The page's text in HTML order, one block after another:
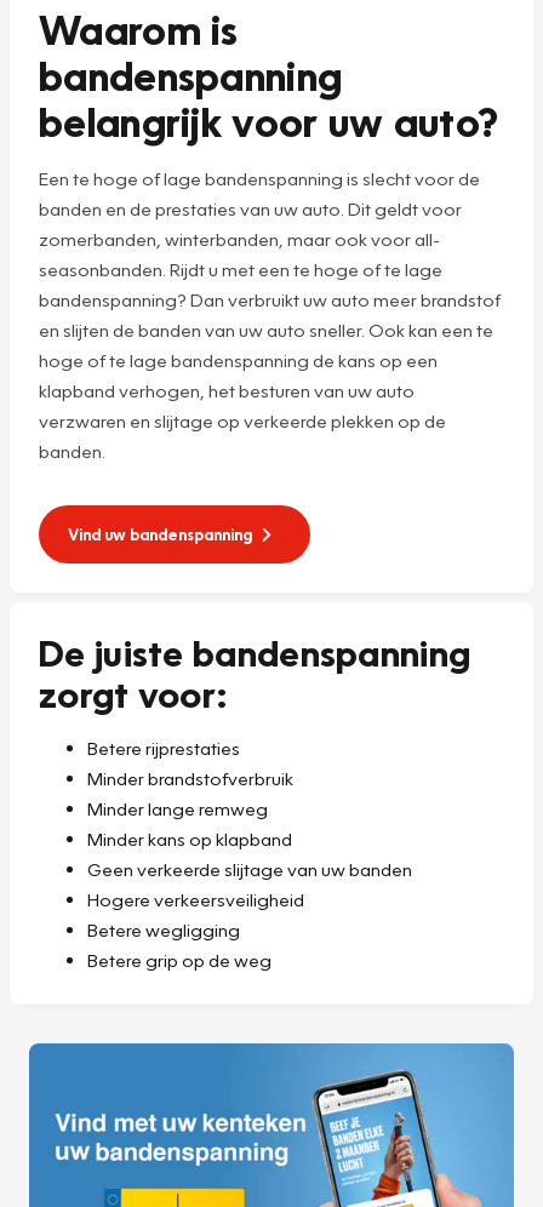
Waarom is
bandenspanning
belangrijk voor uw auto?
Een te hoge of lage bandenspanning is slecht voor de
banden en de prestaties van uw auto. Dit geldt voor
zomerbanden, winterbanden, maar ook voor all-
seasonbanden. Rijdt u met een te hoge of te lage
bandenspanning? Dan verbruikt uw auto meer brandstof
en slijten de banden van uw auto sneller. Ook kan een te
hoge of te lage bandenspanning de kans op een
klapband verhogen, het besturen van uw auto
verzwaren en slijtage op verkeerde plekken op de
banden.
Vind uw bandenspanning
De juiste bandenspanning
zorgt voor:
Betere rijprestaties
Minder brandstofverbruik
Minder lange remweg
Minder kans op klapband
Geen verkeerde slijtage van uw banden
Hogere verkeersveiligheid
Betere wegligging
Betere grip op de weg